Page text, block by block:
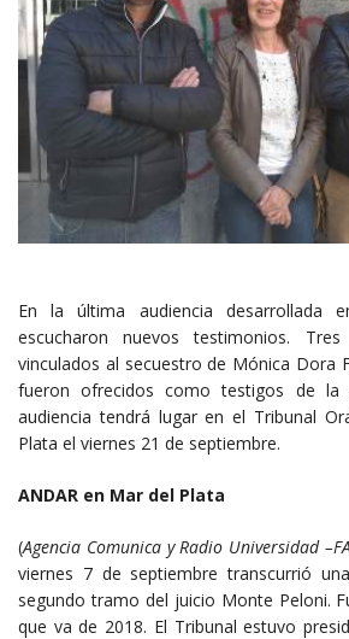
En la última audiencia desarrollada
escucharon nuevos testimonios.
vinculados al secuestro de Mónica Dora
fueron ofrecidos como testigos de la
audiencia tendrá lugar en el Tribunal
Plata el viernes 21 de septiembre.
ANDAR en Mar del Plata
(Agencia Comunica y Radio Universidad
viernes 7 de septiembre transcurrió
segundo tramo del juicio Monte Peloni.
que va de 2018. El Tribunal estuvo